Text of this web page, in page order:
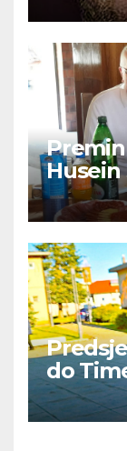
Husein
do
sezona